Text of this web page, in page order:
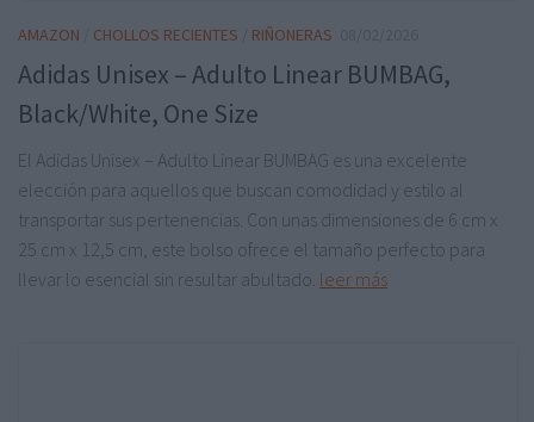
AMAZON CHOLLOS RECIENTES RIÑONERAS
Adidas Unisex – Adulto Linear BUMBAG,
Black/White, One Size
El Adidas Unisex – Adulto Linear BUMBAG es una excelente
elección para aquellos que buscan comodidad y estilo al
transportar sus pertenencias. Con unas dimensiones de 6 cm x
25 cm x 12,5 cm, este bolso ofrece el tamaño perfecto para
llevar lo esencial sin resultar abultado. leer más